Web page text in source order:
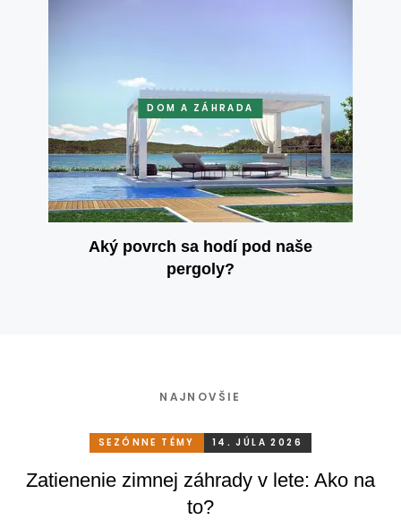
DOM A ZÁHRADA
Aký povrch sa hodí pod naše
pergoly?
NAJNOVŠIE
SEZÓNNE TÉMY 14. JÚLA 2026
Zatienenie zimnej záhrady v lete: Ako na
to?